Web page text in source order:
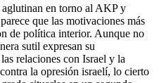
aglutinan en torno al AKP y
que las motivaciones más
de política interior. Aunque no
sutil expresan su
relaciones con Israel y la
la opresión israelí, lo cierto